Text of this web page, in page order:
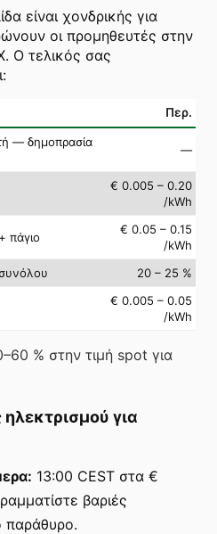
είναι χονδρικής για
οι προμηθευτές στην
Ο τελικός σας
Περ.
— δημοπρασία
—
€ 0.005 – 0.20
/kWh
πάγιο
€ 0.05 – 0.15
/kWh
20 – 25 %
€ 0.005 – 0.05
/kWh
% στην τιμή spot για
για
13:00 CEST στα €
βαριές
παράθυρο.